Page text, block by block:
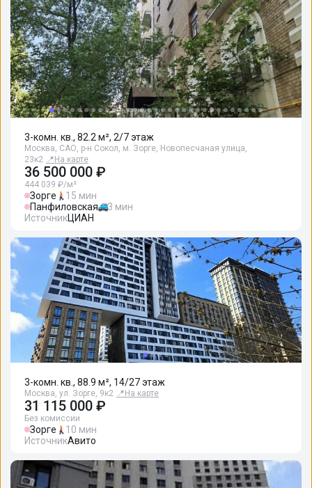
3-комн. кв., 82.2 м², 2/7 этаж
Москва, САО, р-н Сокол, м. Зорге, Новопесчаная улица,
23к2 📍 На карте
36 500 000 ₽
444 039 ₽/м²
Зорге
15 мин
Панфиловская
3 мин
ИсточникЦИАН
3-комн. кв., 88.9 м², 14/27 этаж
Москва, ул. Зорге, 9к2 📍 На карте
31 115 000 ₽
Без комиссии
Зорге
10 мин
ИсточникАвито